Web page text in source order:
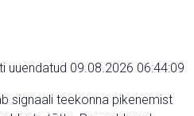
uuendatud 09.08.2026 06:44:09
signaali teekonna pikenemist